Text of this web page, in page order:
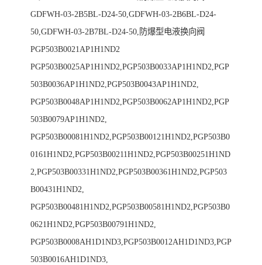
GDFWH-03-2B5BL-D24-50,GDFWH-03-2B6BL-D24-
50,GDFWH-03-2B7BL-D24-50,防爆型电液换向阀
PGP503B0021AP1H1ND2
PGP503B0025AP1H1ND2,PGP503B0033AP1H1ND2,PGP
503B0036AP1H1ND2,PGP503B0043AP1H1ND2,
PGP503B0048AP1H1ND2,PGP503B0062AP1H1ND2,PGP
503B0079AP1H1ND2,
PGP503B00081H1ND2,PGP503B00121H1ND2,PGP503B0
0161H1ND2,PGP503B00211H1ND2,PGP503B00251H1ND
2,PGP503B00331H1ND2,PGP503B00361H1ND2,PGP503
B00431H1ND2,
PGP503B00481H1ND2,PGP503B00581H1ND2,PGP503B0
0621H1ND2,PGP503B00791H1ND2,
PGP503B0008AH1D1ND3,PGP503B0012AH1D1ND3,PGP
503B0016AH1D1ND3,